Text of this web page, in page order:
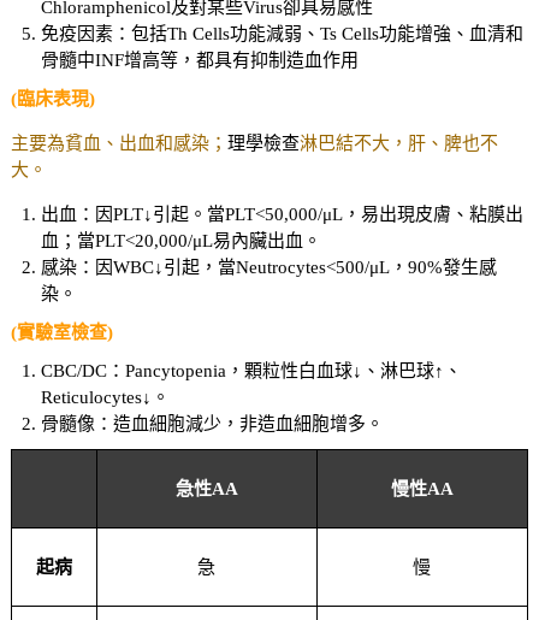
Chloramphenicol及對某些Virus卻具易感性
免疫因素：包括Th Cells功能減弱、Ts Cells功能增強、血清和
骨髓中INF增高等，都具有抑制造血作用
(臨床表現)
主要為貧血、出血和感染； 理學檢查淋巴結不大，肝、脾也不
大。
出血：因PLT↓引起。當PLT<50,000/μL，易出現皮膚、粘膜出
血；當PLT<20,000/μL易內臟出血。
感染：因WBC↓引起，當Neutrocytes<500/μL，90%發生感
染。
(實驗室檢查)
CBC/DC：Pancytopenia，顆粒性白血球↓、淋巴球↑、
Reticulocytes↓。
骨髓像：造血細胞減少，非造血細胞增多。
急性AA 慢性AA
起病 急 慢